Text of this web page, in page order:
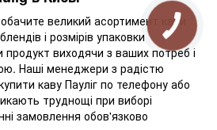
великий асортимент кави
і розмірів упаковки
виходячи з ваших потреб і
Наші менеджери з радістю
каву Пауліг по телефону або
труднощі при виборі
замовлення обов'язково